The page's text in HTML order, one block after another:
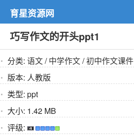
育星资源网
巧写作文的开头ppt1
分类: 语文/中学作文/初中作文课件
版本: 人教版
类型: ppt
大小: 1.42 MB
评级: